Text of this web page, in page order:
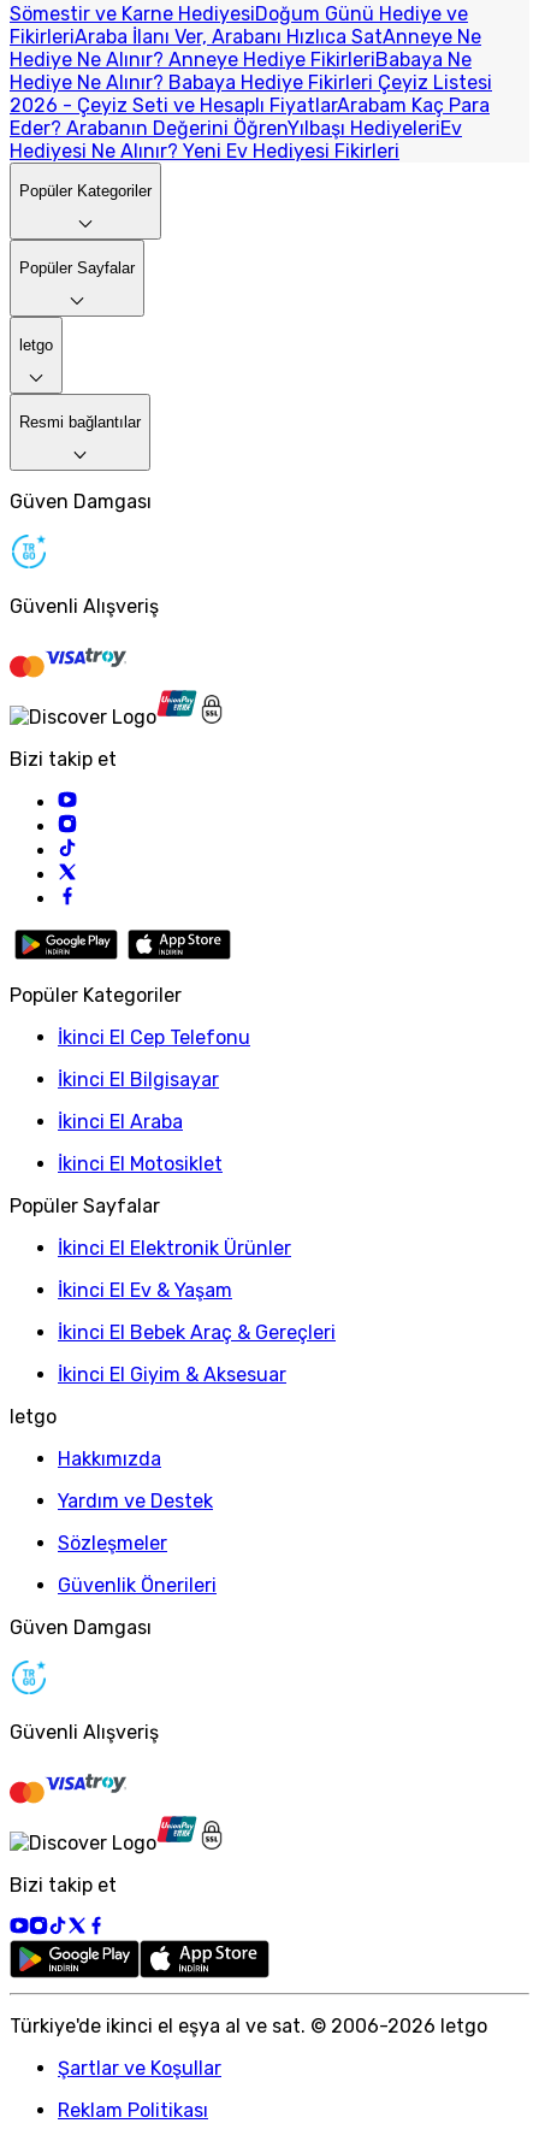
Sömestir ve Karne HediyesiDoğum Günü Hediye ve
FikirleriAraba İlanı Ver, Arabanı Hızlıca SatAnneye Ne
Hediye Ne Alınır? Anneye Hediye FikirleriBabaya Ne
Hediye Ne Alınır? Babaya Hediye Fikirleri Çeyiz Listesi
2026 - Çeyiz Seti ve Hesaplı FiyatlarArabam Kaç Para
Eder? Arabanın Değerini ÖğrenYılbaşı HediyeleriEv
Hediyesi Ne Alınır? Yeni Ev Hediyesi Fikirleri
Popüler Kategoriler
Popüler Sayfalar
letgo
Resmi bağlantılar
Güven Damgası
Güvenli Alışveriş
Bizi takip et
Popüler Kategoriler
İkinci El Cep Telefonu
İkinci El Bilgisayar
İkinci El Araba
İkinci El Motosiklet
Popüler Sayfalar
İkinci El Elektronik Ürünler
İkinci El Ev & Yaşam
İkinci El Bebek Araç & Gereçleri
İkinci El Giyim & Aksesuar
letgo
Hakkımızda
Yardım ve Destek
Sözleşmeler
Güvenlik Önerileri
Güven Damgası
Güvenli Alışveriş
Bizi takip et
Türkiye'de ikinci el eşya al ve sat. © 2006-2026 letgo
Şartlar ve Koşullar
Reklam Politikası